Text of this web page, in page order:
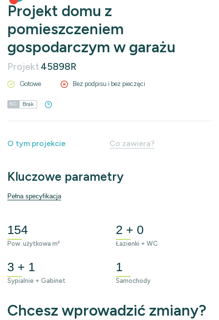
Projekt domu z
pomieszczeniem
gospodarczym w garażu
Projekt 45898R
Gotowe Bez podpisu i bez pieczęci
KC Brak
O tym projekcie Co zawiera?
Kluczowe parametry
Pełna specyfikacja
154
Pow. użytkowa m²
2 + 0
Łazienki + WC
3 + 1
Sypialnie + Gabinet
1
Samochody
Chcesz wprowadzić zmiany?